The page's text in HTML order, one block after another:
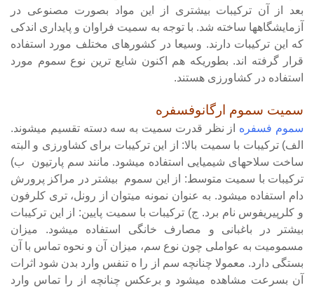
بعد از آن ترکیبات بیشتری از این مواد بصورت مصنوعی در
آزمایشگاهها ساخته شد. با توجه به سمیت فراوان و پایداری اندکی
که این ترکیبات دارند. وسیعا در کشورهای مختلف مورد استفاده
قرار گرفته اند. بطوریکه هم اکنون شایع ترین نوع سموم مورد
استفاده در کشاورزی هستند.
سمیت سموم ارگانوفسفره
سموم فسفره از نظر قدرت سمیت به سه دسته تقسیم میشوند.
الف) ترکیبات با سمیت بالا: از این ترکیبات برای کشاورزی و البته
ساخت سلاحهای شیمیایی استفاده میشود. مانند سم پارتیون ب)
ترکیبات با سمیت متوسط: از این سموم بیشتر در مراکز پرورش
دام استفاده میشود. به عنوان نمونه میتوان از رونل، تری کلرفون
و کلرپیریفوس نام برد. ج) ترکیبات با سمیت پایین: از این ترکیبات
بیشتر در باغبانی و مصارف خانگی استفاده میشود. میزان
مسمومیت به عواملی چون نوع سم، میزان آن و نحوه تماس با آن
بستگی دارد. معمولا چنانچه سم از را ه تنفس وارد بدن شود اثرات
آن بسرعت مشاهده میشود و برعکس چنانچه از را تماس وارد